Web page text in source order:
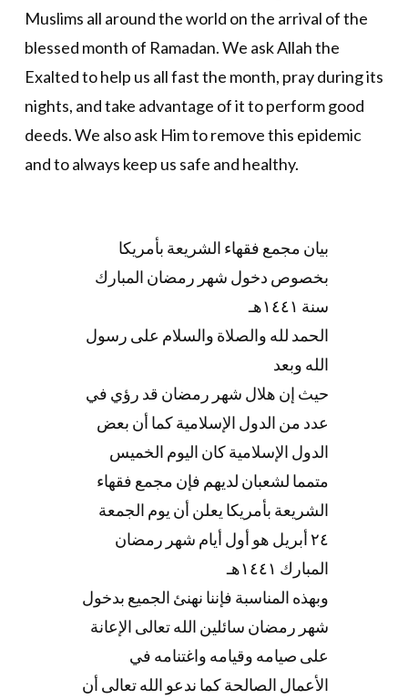
Muslims all around the world on the arrival of the
blessed month of Ramadan. We ask Allah the
Exalted to help us all fast the month, pray during its
nights, and take advantage of it to perform good
deeds. We also ask Him to remove this epidemic
and to always keep us safe and healthy.
بيان مجمع فقهاء الشريعة بأمريكا
بخصوص دخول شهر رمضان المبارك
سنة ١٤٤١هـ
الحمد لله والصلاة والسلام على رسول
الله وبعد
حيث إن هلال شهر رمضان قد رؤي في
عدد من الدول الإسلامية كما أن بعض
الدول الإسلامية كان اليوم الخميس
متمما لشعبان لديهم فإن مجمع فقهاء
الشريعة بأمريكا يعلن أن يوم الجمعة
٢٤ أبريل هو أول أيام شهر رمضان
المبارك ١٤٤١هـ
وبهذه المناسبة فإننا نهنئ الجميع بدخول
شهر رمضان سائلين الله تعالى الإعانة
على صيامه وقيامه واغتنامه في
الأعمال الصالحة كما ندعو الله تعالى أن